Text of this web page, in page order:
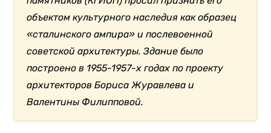
объектом культурного наследия как образец
«сталинского ампира» и послевоенной
советской архитектуры. Здание было
построено в 1955-1957-х годах по проекту
архитекторов Бориса Журавлева и
Валентины Филипповой.